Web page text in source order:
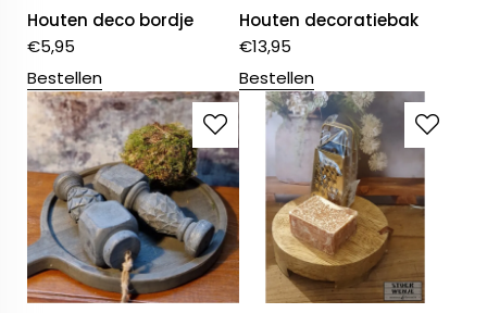
Houten deco bordje
€5,95
Bestellen
Houten decoratiebak
€13,95
Bestellen